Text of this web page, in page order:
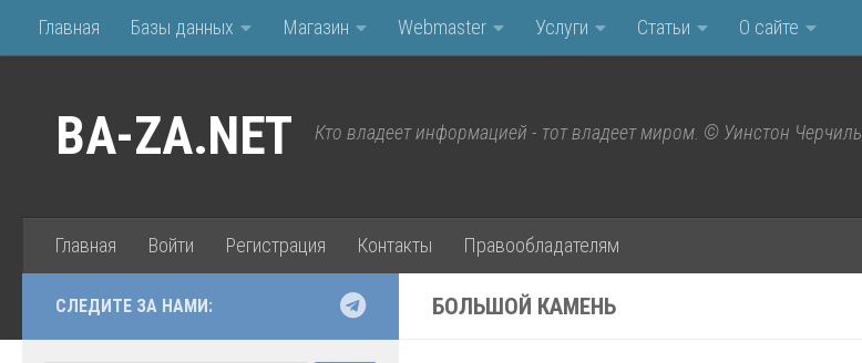
Перейти к содержимому
Главная Базы данных Магазин Webmaster Услуги Статьи О сайте
BA-ZA.NET Кто владеет информацией - тот владеет миром. © Уинстон Черчиль
Главная Войти Регистрация Контакты Правообладателям
БОЛЬШОЙ КАМЕНЬ
СЛЕДИТЕ ЗА НАМИ: